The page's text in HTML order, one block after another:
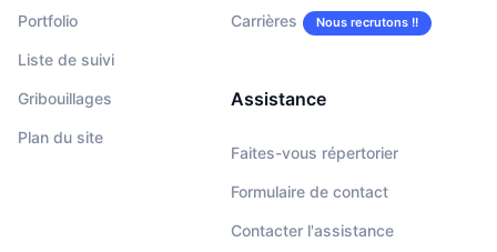
Portfolio
Liste de suivi
Gribouillages
Plan du site
Carrières Nous recrutons !!
Assistance
Faites-vous répertorier
Formulaire de contact
Contacter l'assistance